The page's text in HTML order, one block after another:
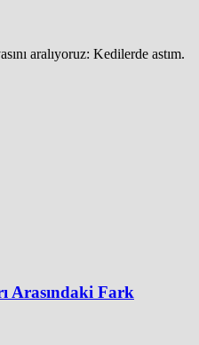
aralıyoruz: Kedilerde astım.
Arasındaki Fark